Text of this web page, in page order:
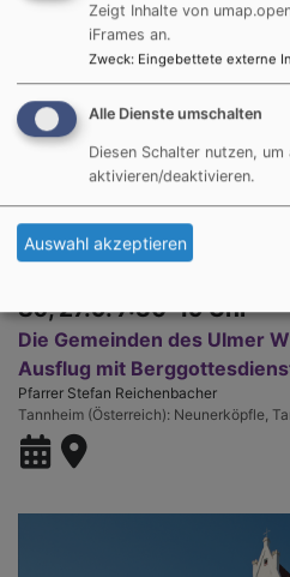
So, 27.9. 7:30-19 Uhr
Die Gemeinden des Ulmer
Ausflug mit
Pfarrer Stefan Reichenbacher
Tannheim (Österreich) Neunerköpfle,
Zeigt Inhalte von
iFrames an.
Zweck: Eingebettete externe
Alle Dienste umschalten
Diesen Schalter nutzen, um
aktivieren/deaktivieren.
Auswahl akzeptieren